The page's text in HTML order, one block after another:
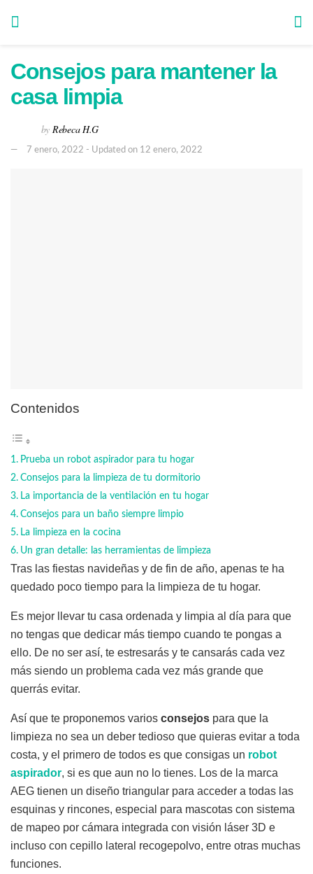
Consejos para mantener la
casa limpia
by Rebeca H.G
7 enero, 2022 - Updated on 12 enero, 2022
Contenidos
Prueba un robot aspirador para tu hogar
Consejos para la limpieza de tu dormitorio
La importancia de la ventilación en tu hogar
Consejos para un baño siempre limpio
La limpieza en la cocina
Un gran detalle: las herramientas de limpieza
Tras las fiestas navideñas y de fin de año, apenas te ha
quedado poco tiempo para la limpieza de tu hogar.
Es mejor llevar tu casa ordenada y limpia al día para que
no tengas que dedicar más tiempo cuando te pongas a
ello. De no ser así, te estresarás y te cansarás cada vez
más siendo un problema cada vez más grande que
querrás evitar.
Así que te proponemos varios consejos para que la
limpieza no sea un deber tedioso que quieras evitar a toda
costa, y el primero de todos es que consigas un robot
aspirador, si es que aun no lo tienes. Los de la marca
AEG tienen un diseño triangular para acceder a todas las
esquinas y rincones, especial para mascotas con sistema
de mapeo por cámara integrada con visión láser 3D e
incluso con cepillo lateral recogepolvo, entre otras muchas
funciones.